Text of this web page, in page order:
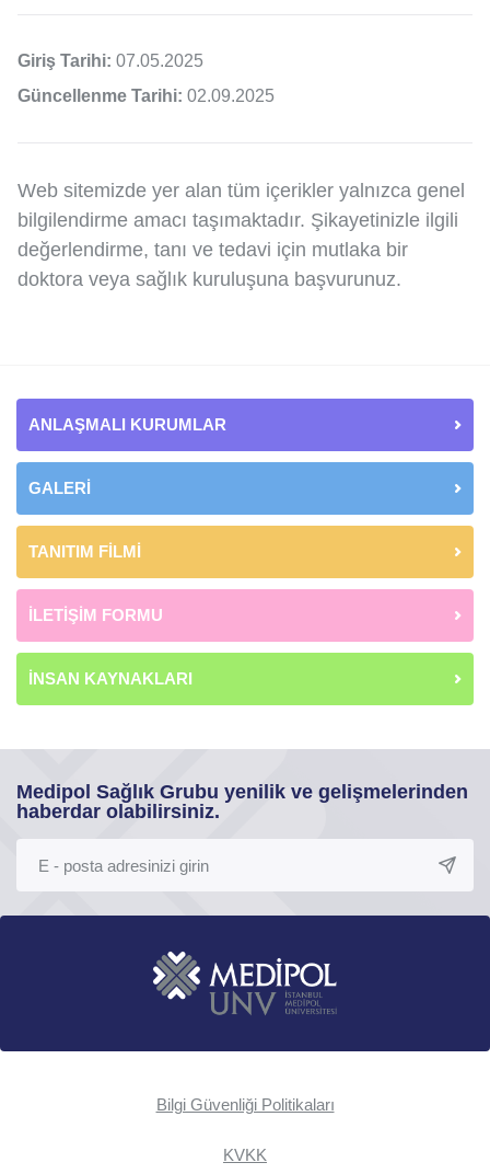
Giriş Tarihi: 07.05.2025
Güncellenme Tarihi: 02.09.2025
Web sitemizde yer alan tüm içerikler yalnızca genel
bilgilendirme amacı taşımaktadır. Şikayetinizle ilgili
değerlendirme, tanı ve tedavi için mutlaka bir
doktora veya sağlık kuruluşuna başvurunuz.
ANLAŞMALI KURUMLAR
GALERİ
TANITIM FİLMİ
İLETİŞİM FORMU
İNSAN KAYNAKLARI
Medipol Sağlık Grubu yenilik ve gelişmelerinden
haberdar olabilirsiniz.
Bilgi Güvenliği Politikaları
KVKK